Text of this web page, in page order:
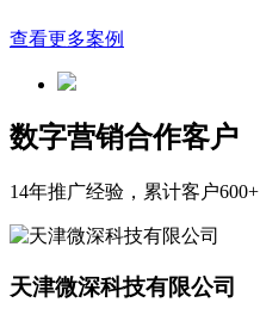
查看更多案例
数字营销合作客户
14年推广经验，累计客户600+
天津微深科技有限公司